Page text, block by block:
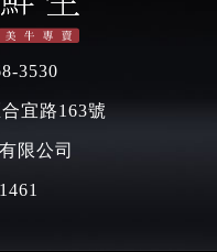
3530
宜路163號
限公司